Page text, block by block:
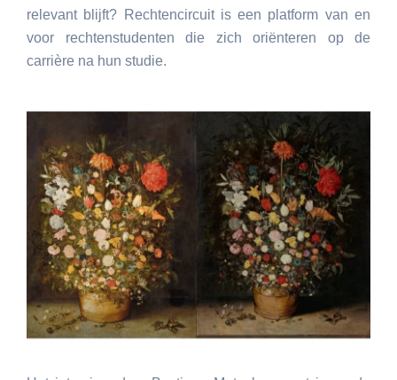
relevant blijft? Rechtencircuit is een platform van en
voor rechtenstudenten die zich oriënteren op de
carrière na hun studie.